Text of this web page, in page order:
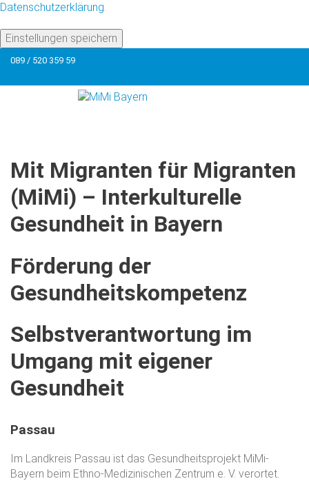
Datenschutzerklärung.
Einstellungen speichern
089 / 520 359 59
Mit Migranten für Migranten
(MiMi) – Interkulturelle
Gesundheit in Bayern
Förderung der
Gesundheitskompetenz
Selbstverantwortung im
Umgang mit eigener
Gesundheit
Passau
Im Landkreis Passau ist das Gesundheitsprojekt MiMi-
Bayern beim Ethno-Medizinischen Zentrum e. V. verortet.